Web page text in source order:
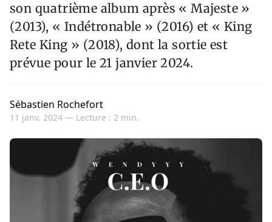
son quatrième album après « Majeste »
(2013), « Indétronable » (2016) et « King
Rete King » (2018), dont la sortie est
prévue pour le 21 janvier 2024.
Sébastien Rochefort
11 janv. 2024 — Lecture : 2 min.